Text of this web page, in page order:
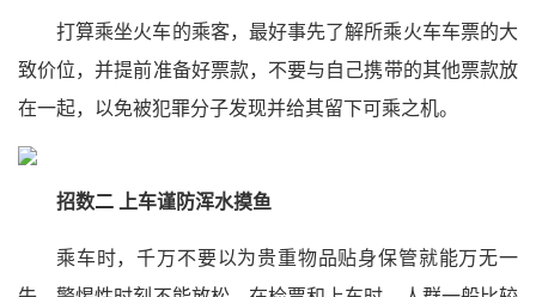
打算乘坐火车的乘客，最好事先了解所乘火车车票的大
致价位，并提前准备好票款，不要与自己携带的其他票款放
在一起，以免被犯罪分子发现并给其留下可乘之机。
招数二 上车谨防浑水摸鱼
乘车时，千万不要以为贵重物品贴身保管就能万无一